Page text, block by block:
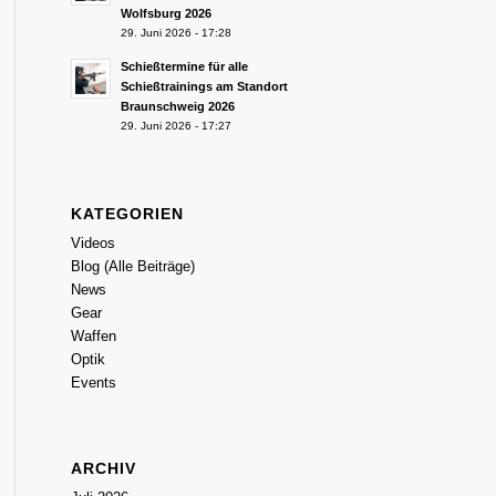
Wolfsburg 2026
29. Juni 2026 - 17:28
Schießtermine für alle
Schießtrainings am Standort
Braunschweig 2026
29. Juni 2026 - 17:27
KATEGORIEN
Videos
Blog (Alle Beiträge)
News
Gear
Waffen
Optik
Events
ARCHIV